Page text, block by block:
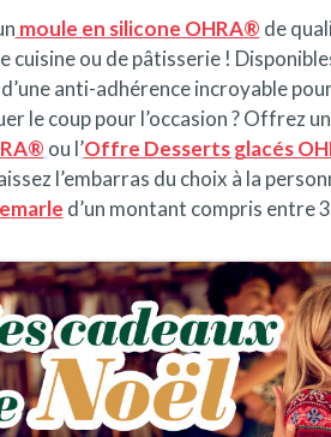
moule en silicone OHRA® de
cuisine ou de pâtisserie !
anti-adhérence incroyable
le coup pour l’occasion ? Offrez
ou l’Offre Desserts glacés
l’embarras du choix à la
d’un montant compris entre